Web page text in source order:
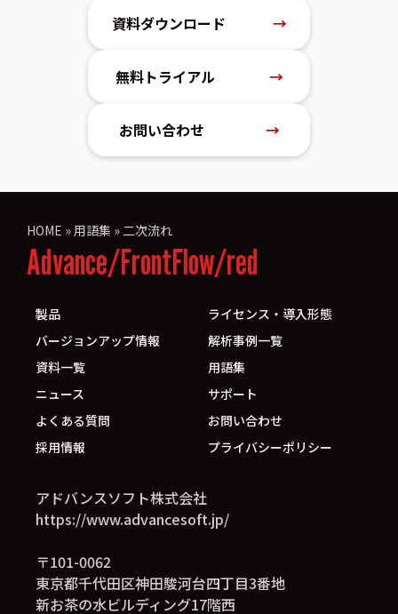
資料ダウンロード →
無料トライアル →
お問い合わせ →
HOME »用語集 »二次流れ
Advance/FrontFlow/red
製品
ライセンス・導入形態
バージョンアップ情報
解析事例一覧
資料一覧
用語集
ニュース
サポート
よくある質問
お問い合わせ
採用情報
プライバシーポリシー
アドバンスソフト株式会社
https://www.advancesoft.jp/
〒101-0062
東京都千代田区神田駿河台四丁目3番地
新お茶の水ビルディング17階西